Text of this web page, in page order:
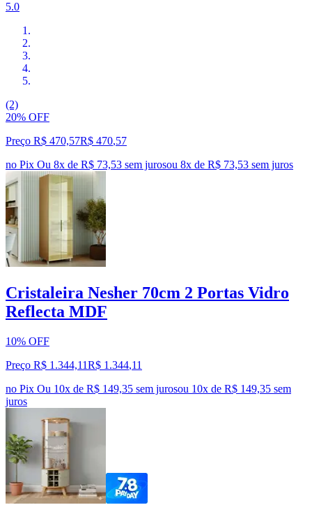
5.0
(2)
20% OFF
Preço R$ 470,57R$ 470,57
no Pix Ou 8x de R$ 73,53 sem jurosou 8x de R$ 73,53 sem juros
Cristaleira Nesher 70cm 2 Portas Vidro
Reflecta MDF
10% OFF
Preço R$ 1.344,11R$ 1.344,11
no Pix Ou 10x de R$ 149,35 sem jurosou 10x de R$ 149,35 sem
juros